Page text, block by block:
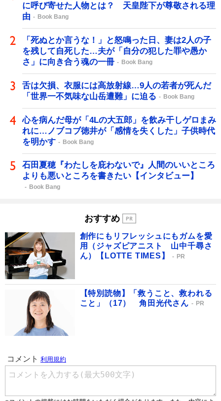
に呼び寄せた人物とは？ 天皇陛下が尊敬される理
由
Book Bang
「死ぬとか言うな！」と怒鳴った日、妻は2人の子
を残して自死した…夫が「自分の犯した罪や愚か
さ」に向き合う魂の一冊
Book Bang
舌は欠損、衣服には高放射線…9人の若者が死んだ
「世界一不気味な山岳遭難」に迫る
Book Bang
心を病んだ母が「4Lの大五郎」を飲み干しゲロまみ
れに…ノブコブ徳井が「感情を失くした」子供時代
を明かす
Book Bang
石田夏穂『わたしを庇わないで』人間のいいところ
よりも悪いところを書きたい【インタビュー】
Book Bang
おすすめ
創作にもリフレッシュにもガムを愛
用（ジャズピアニスト 山中千尋さ
ん）【LOTTE TIMES】
PR
【特別読物】「救うこと、救われる
こと」（17） 角田光代さん
PR